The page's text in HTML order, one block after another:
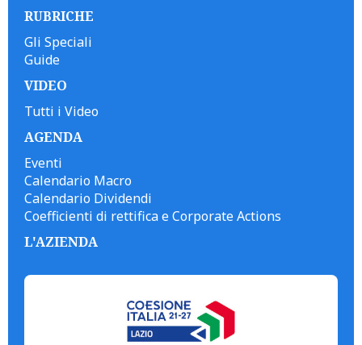
RUBRICHE
Gli Speciali
Guide
VIDEO
Tutti i Video
AGENDA
Eventi
Calendario Macro
Calendario Dividendi
Coefficienti di rettifica e Corporate Actions
L'AZIENDA